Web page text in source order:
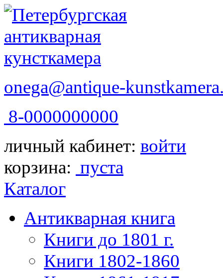
onega@antique-
8-0000000000
личный кабинет: войти
корзина: пуста
Каталог
Антикварная книга
Книги до 1801 г.
Книги 1802-1860